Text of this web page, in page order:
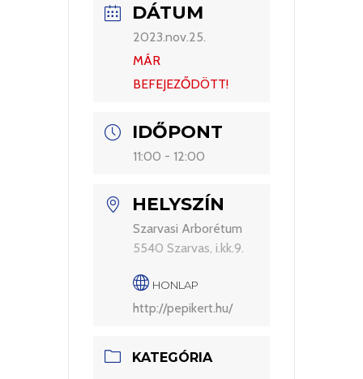
DÁTUM
2023.nov.25.
MÁR
BEFEJEZŐDÖTT!
IDŐPONT
11:00 - 12:00
HELYSZÍN
Szarvasi Arborétum
5540 Szarvas, i.kk.9.
HONLAP
http://pepikert.hu/
KATEGÓRIA